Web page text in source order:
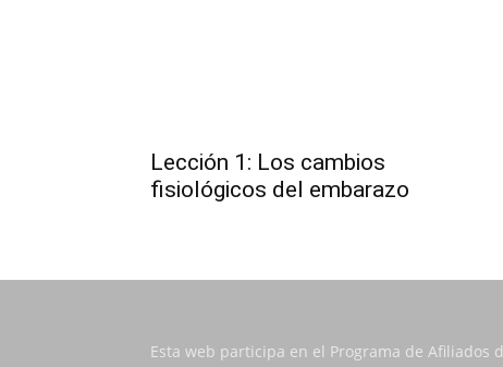
Lección 1: Los cambios
fisiológicos del embarazo
Esta web participa en el Programa de Afiliados